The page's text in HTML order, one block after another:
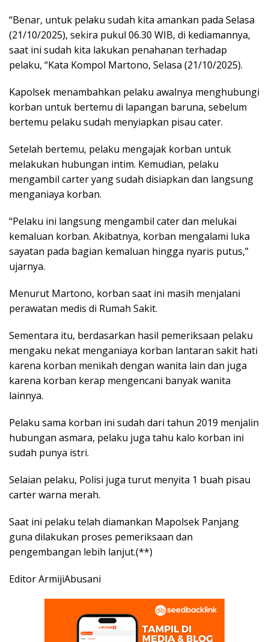
“Benar, untuk pelaku sudah kita amankan pada Selasa
(21/10/2025), sekira pukul 06.30 WIB, di kediamannya,
saat ini sudah kita lakukan penahanan terhadap
pelaku, “Kata Kompol Martono, Selasa (21/10/2025).
Kapolsek menambahkan pelaku awalnya menghubungi
korban untuk bertemu di lapangan baruna, sebelum
bertemu pelaku sudah menyiapkan pisau cater.
Setelah bertemu, pelaku mengajak korban untuk
melakukan hubungan intim. Kemudian, pelaku
mengambil carter yang sudah disiapkan dan langsung
menganiaya korban.
“Pelaku ini langsung mengambil cater dan melukai
kemaluan korban. Akibatnya, korban mengalami luka
sayatan pada bagian kemaluan hingga nyaris putus,”
ujarnya.
Menurut Martono, korban saat ini masih menjalani
perawatan medis di Rumah Sakit.
Sementara itu, berdasarkan hasil pemeriksaan pelaku
mengaku nekat menganiaya korban lantaran sakit hati
karena korban menikah dengan wanita lain dan juga
karena korban kerap mengencani banyak wanita
lainnya.
Pelaku sama korban ini sudah dari tahun 2019 menjalin
hubungan asmara, pelaku juga tahu kalo korban ini
sudah punya istri.
Selaian pelaku, Polisi juga turut menyita 1 buah pisau
carter warna merah.
Saat ini pelaku telah diamankan Mapolsek Panjang
guna dilakukan proses pemeriksaan dan
pengembangan lebih lanjut.(**)
Editor ArmijiAbusani